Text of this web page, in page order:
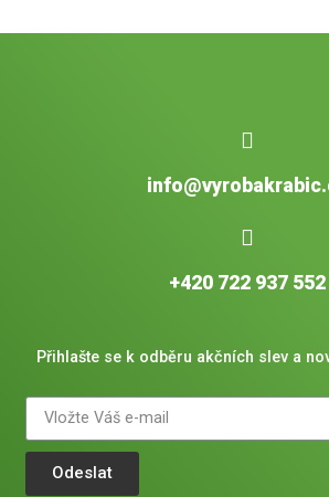
+420 722 937 552
Přihlašte se k odběru akčních slev a
Odeslat